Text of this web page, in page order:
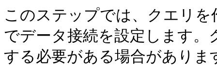
このステップでは、クエリ
でデータ接続を設定します
する必要がある場合がありま